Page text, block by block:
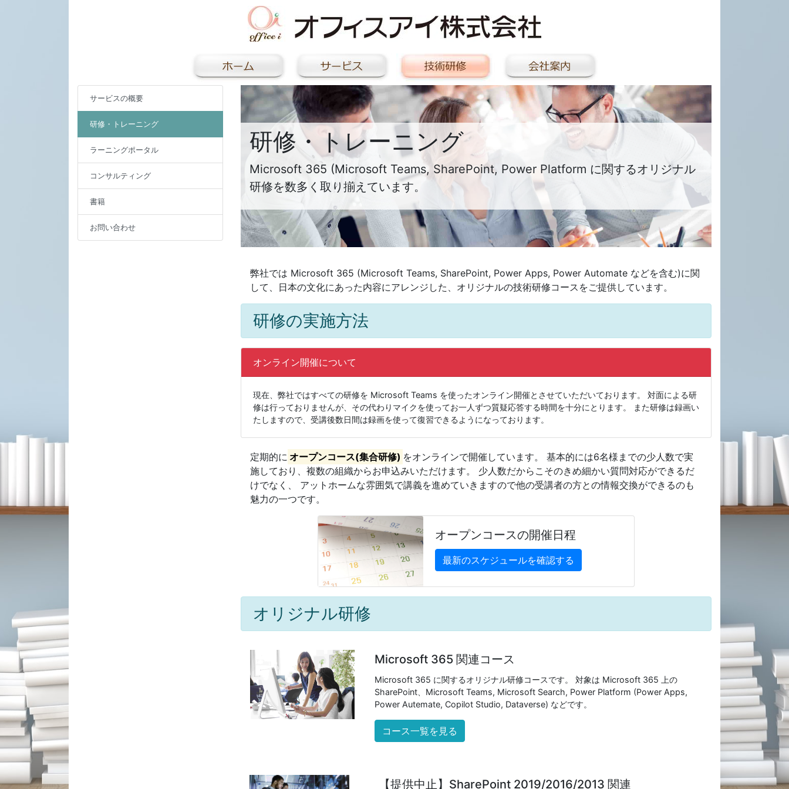
サービスの概要
研修・トレーニング
ラーニングポータル
コンサルティング
書籍
お問い合わせ
研修・トレーニング
Microsoft 365 (Microsoft Teams, SharePoint, Power Platform に関するオリジナル
研修を数多く取り揃えています。
弊社では Microsoft 365 (Microsoft Teams, SharePoint, Power Apps, Power Automate などを含む)に関
して、日本の文化にあった内容にアレンジした、オリジナルの技術研修コースをご提供しています。
研修の実施方法
オンライン開催について
現在、弊社ではすべての研修を Microsoft Teams を使ったオンライン開催とさせていただいております。 対面による研
修は行っておりませんが、その代わりマイクを使ってお一人ずつ質疑応答する時間を十分にとります。 また研修は録画い
たしますので、受講後数日間は録画を使って復習できるようになっております。
定期的に オープンコース(集合研修) をオンラインで開催しています。 基本的には6名様までの少人数で実
施しており、複数の組織からお申込みいただけます。 少人数だからこそのきめ細かい質問対応ができるだ
けでなく、 アットホームな雰囲気で講義を進めていきますので他の受講者の方との情報交換ができるのも
魅力の一つです。
オープンコースの開催日程
最新のスケジュールを確認する
オリジナル研修
Microsoft 365 関連コース
Microsoft 365 に関するオリジナル研修コースです。 対象は Microsoft 365 上の
SharePoint、Microsoft Teams, Microsoft Search, Power Platform (Power Apps,
Power Autemate, Copilot Studio, Dataverse) などです。
コース一覧を見る
【提供中止】SharePoint 2019/2016/2013 関連